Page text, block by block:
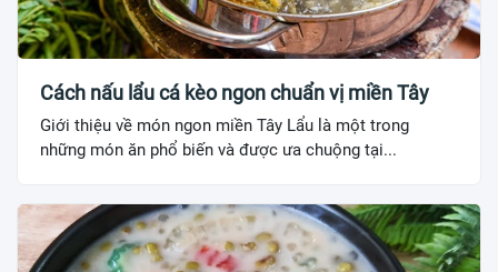
Cách nấu lẩu cá kèo ngon chuẩn vị miền Tây
Giới thiệu về món ngon miền Tây Lẩu là một trong
những món ăn phổ biến và được ưa chuộng tại...